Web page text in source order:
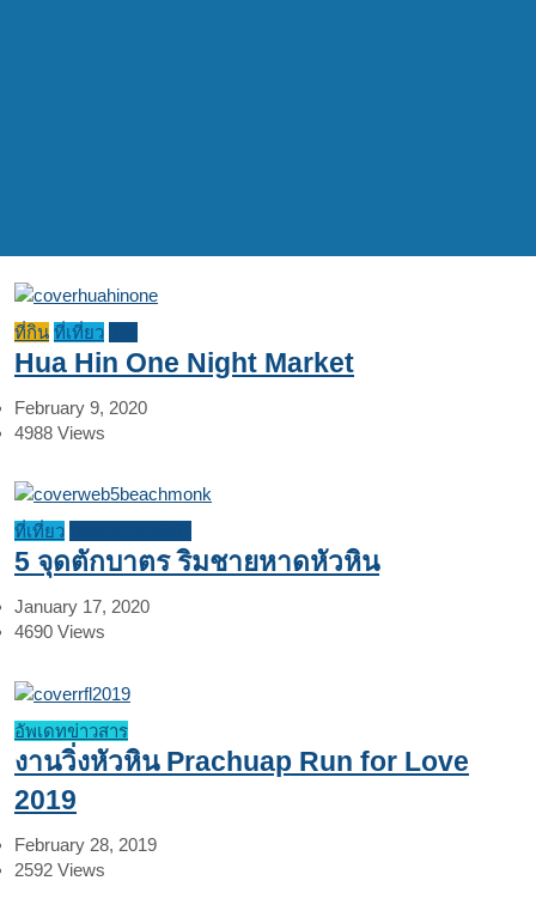
ที่กิน ที่เที่ยว
Hua Hin One Night Market
February 9, 2020
4988 Views
ที่เที่ยว
5 จุดตักบาตร ริมชายหาดหัวหิน
January 17, 2020
4690 Views
อัพเดทข่าวสาร
งานวิ่งหัวหิน Prachuap Run for Love
2019
February 28, 2019
2592 Views